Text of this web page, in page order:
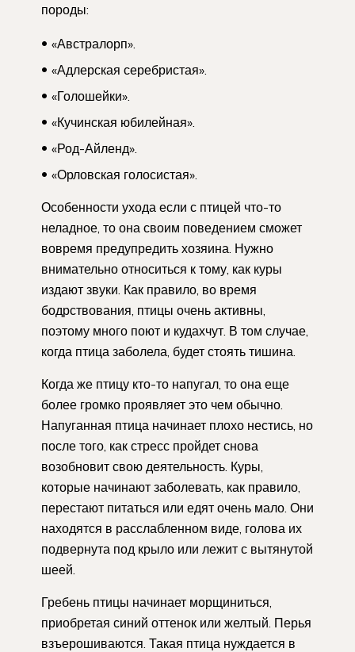
породы:
«Австралорп».
«Адлерская серебристая».
«Голошейки».
«Кучинская юбилейная».
«Род-Айленд».
«Орловская голосистая».
Особенности ухода если с птицей что-то
неладное, то она своим поведением сможет
вовремя предупредить хозяина. Нужно
внимательно относиться к тому, как куры
издают звуки. Как правило, во время
бодрствования, птицы очень активны,
поэтому много поют и кудахчут. В том случае,
когда птица заболела, будет стоять тишина.
Когда же птицу кто-то напугал, то она еще
более громко проявляет это чем обычно.
Напуганная птица начинает плохо нестись, но
после того, как стресс пройдет снова
возобновит свою деятельность. Куры,
которые начинают заболевать, как правило,
перестают питаться или едят очень мало. Они
находятся в расслабленном виде, голова их
подвернута под крыло или лежит с вытянутой
шеей.
Гребень птицы начинает морщиниться,
приобретая синий оттенок или желтый. Перья
взъерошиваются. Такая птица нуждается в